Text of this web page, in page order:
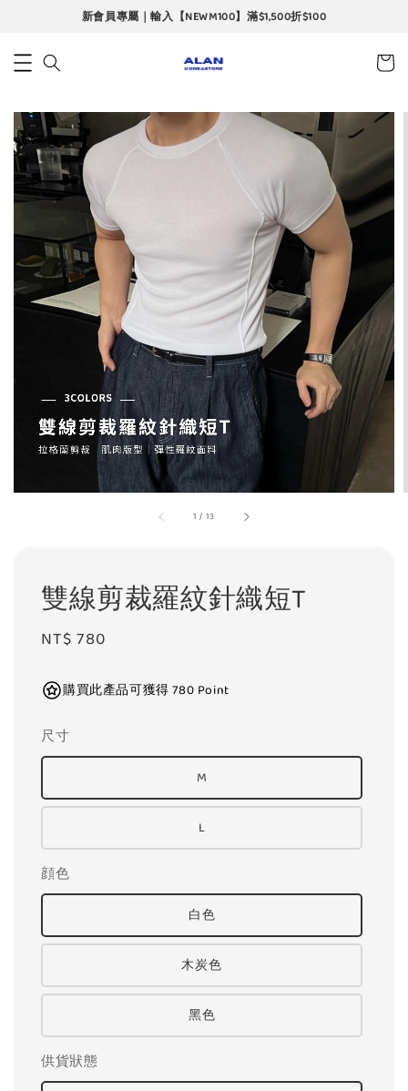
當月限定｜會員專屬折扣碼｜單筆最高再折$360
1 / 13
雙線剪裁羅紋針織短T
Regular
NT$ 780
購買此產品可獲得 780 Point
尺寸
M
L
顔色
白色
木炭色
黑色
供貨狀態